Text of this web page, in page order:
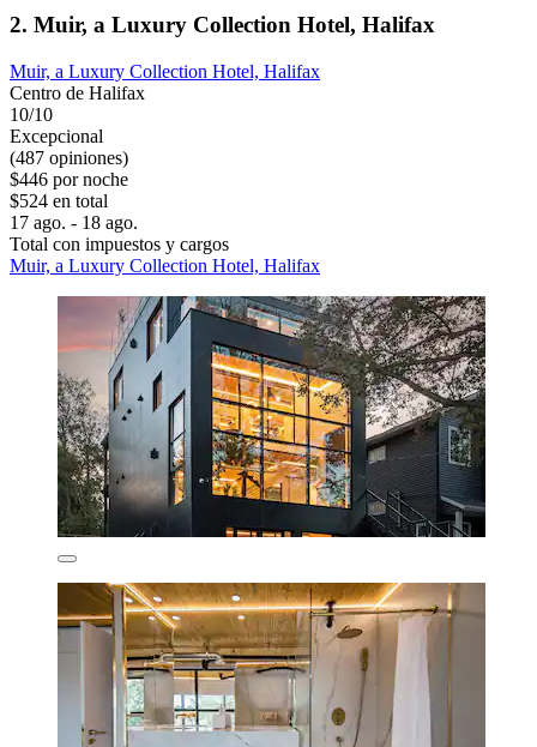
2. Muir, a Luxury Collection Hotel, Halifax
Muir, a Luxury Collection Hotel, Halifax
Centro de Halifax
10/10
Excepcional
(487 opiniones)
$446 por noche
$524 en total
17 ago. - 18 ago.
Total con impuestos y cargos
Muir, a Luxury Collection Hotel, Halifax